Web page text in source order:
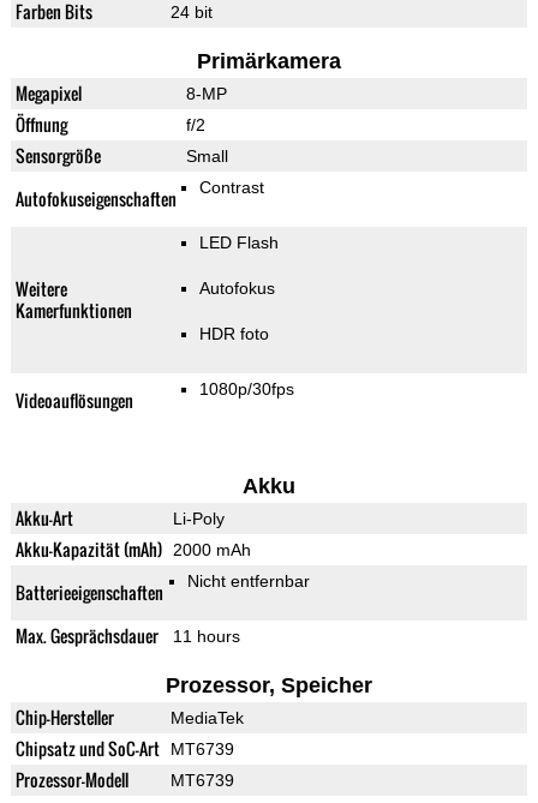
Farben Bits 24 bit
Primärkamera
Megapixel 8-MP
Öffnung f/2
Sensorgröße Small
Autofokuseigenschaften Contrast
Weitere
Kamerfunktionen
LED Flash
Autofokus
HDR foto
Videoauflösungen 1080p/30fps
Akku
Akku-Art Li-Poly
Akku-Kapazität (mAh) 2000 mAh
Batterieeigenschaften Nicht entfernbar
Max. Gesprächsdauer 11 hours
Prozessor, Speicher
Chip-Hersteller MediaTek
Chipsatz und SoC-Art MT6739
Prozessor-Modell MT6739